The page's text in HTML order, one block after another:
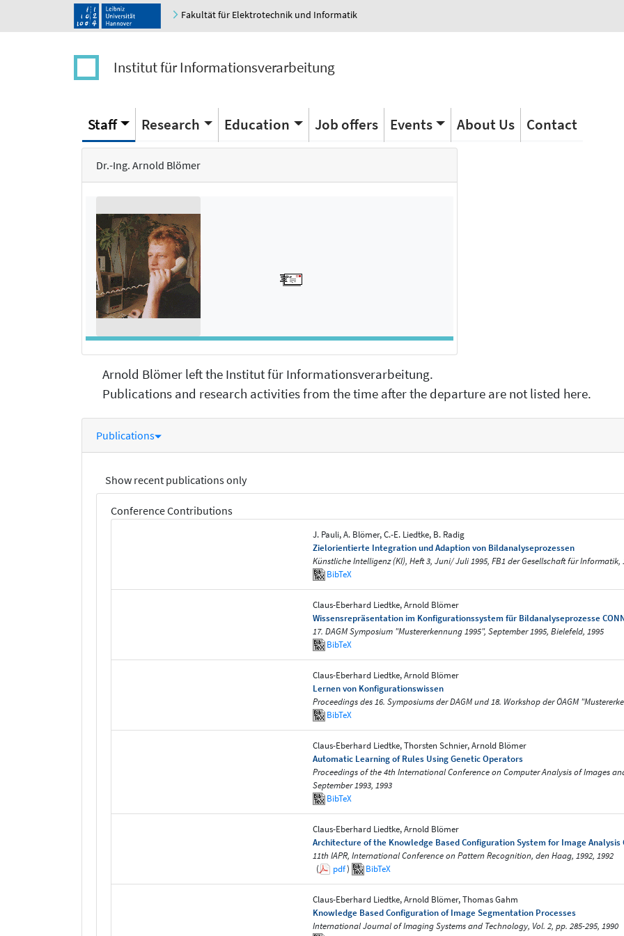
Fakultät für Elektrotechnik und Informatik
Institut für Informationsverarbeitung
Staff Research Education Job offers Events About Us Contact
Dr.-Ing. Arnold Blömer
Arnold Blömer left the Institut für Informationsverarbeitung.
Publications and research activities from the time after the departure are not listed here.
Publications
Show recent publications only
Conference Contributions
J. Pauli, A. Blömer, C.-E. Liedtke, B. Radig
Zielorientierte Integration und Adaption von Bildanalyseprozessen
Künstliche Intelligenz (KI), Heft 3, Juni/ Juli 1995, FB1 der Gesellschaft für Informatik,
BibTeX
Claus-Eberhard Liedtke, Arnold Blömer
Wissensrepräsentation im Konfigurationssystem für Bildanalyseprozesse
17. DAGM Symposium "Mustererkennung 1995", September 1995, Bielefeld, 1995
BibTeX
Claus-Eberhard Liedtke, Arnold Blömer
Lernen von Konfigurationswissen
Proceedings des 16. Symposiums der DAGM und 18. Workshop der ÖAGM
BibTeX
Claus-Eberhard Liedtke, Thorsten Schnier, Arnold Blömer
Automatic Learning of Rules Using Genetic Operators
Proceedings of the 4th International Conference on Computer Analysis of Images
September 1993, 1993
BibTeX
Claus-Eberhard Liedtke, Arnold Blömer
Architecture of the Knowledge Based Configuration System for Image Analysis
11th IAPR, International Conference on Pattern Recognition, den Haag, 1992, 1992
(
pdf) BibTeX
Claus-Eberhard Liedtke, Arnold Blömer, Thomas Gahm
Knowledge Based Configuration of Image Segmentation Processes
International Journal of Imaging Systems and Technology, Vol. 2, pp. 285-295, 1990